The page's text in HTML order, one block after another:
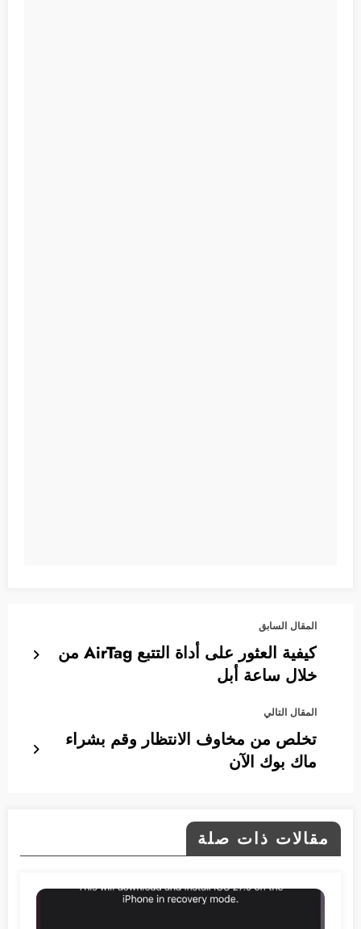
المقال السابق
كيفية العثور على أداة التتبع AirTag من
خلال ساعة أبل
المقال التالي
تخلص من مخاوف الانتظار وقم بشراء
ماك بوك الآن
مقالات ذات صلة